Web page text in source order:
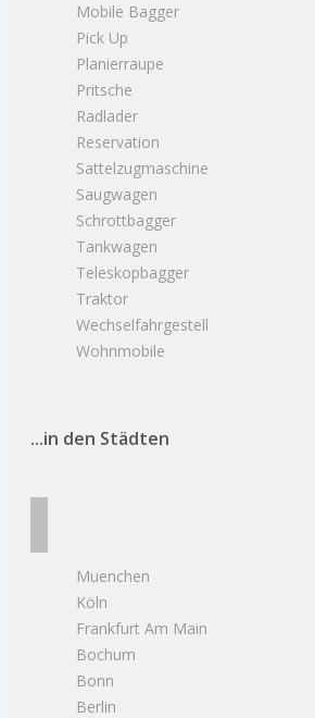
Mobile Bagger
Pick Up
Planierraupe
Pritsche
Radlader
Reservation
Sattelzugmaschine
Saugwagen
Schrottbagger
Tankwagen
Teleskopbagger
Traktor
Wechselfahrgestell
Wohnmobile
...in den Städten
Muenchen
Köln
Frankfurt Am Main
Bochum
Bonn
Berlin